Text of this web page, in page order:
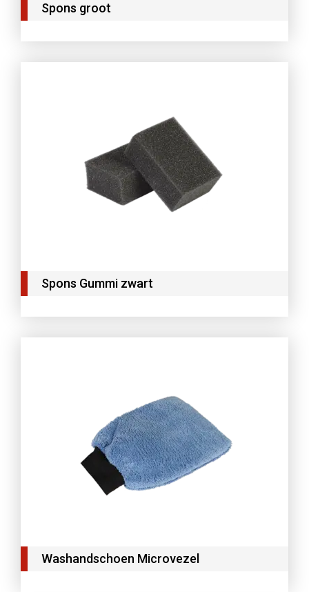
Spons groot
Spons Gummi zwart
Washandschoen Microvezel